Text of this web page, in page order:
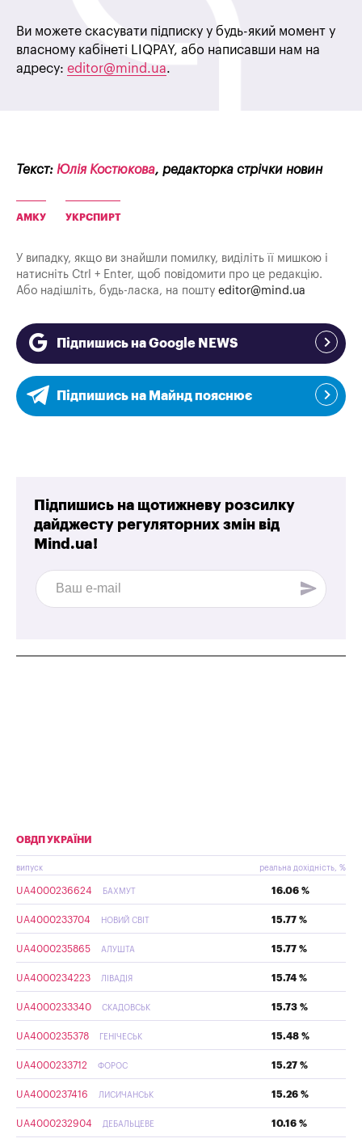
Ви можете скасувати підписку у будь-який момент у
власному кабінеті LIQPAY, або написавши нам на
адресу: editor@mind.ua.
Текст: Юлія Костюкова, редакторка стрічки новин
АМКУ УКРСПИРТ
У випадку, якщо ви знайшли помилку, виділіть її мишкою і
натисніть Ctrl + Enter, щоб повідомити про це редакцію.
Або надішліть, будь-ласка, на пошту editor@mind.ua
Підпишись на Google NEWS
Підпишись на Майнд пояснює
Підпишись на щотижневу розсилку
дайджесту регуляторних змін від
Mind.ua!
ОВДП УКРАЇНИ
випуск реальна дохідність, %
UA4000236624 БАХМУТ 16.06 %
UA4000233704 НОВИЙ СВІТ 15.77 %
UA4000235865 АЛУШТА 15.77 %
UA4000234223 ЛІВАДІЯ 15.74 %
UA4000233340 СКАДОВСЬК 15.73 %
UA4000235378 ГЕНІЧЕСЬК 15.48 %
UA4000233712 ФОРОС 15.27 %
UA4000237416 ЛИСИЧАНСЬК 15.26 %
UA4000232904 ДЕБАЛЬЦЕВЕ 10.16 %